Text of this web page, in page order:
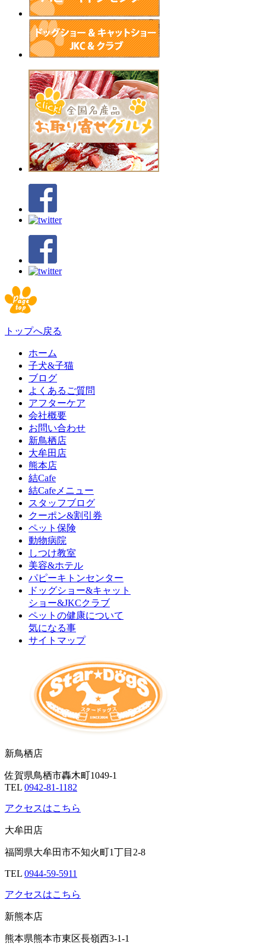
トップへ戻る
ホーム
子犬&子猫
ブログ
よくあるご質問
アフターケア
会社概要
お問い合わせ
新鳥栖店
大牟田店
熊本店
結Cafe
結Cafeメニュー
スタッフブログ
クーポン&割引券
ペット保険
動物病院
しつけ教室
美容&ホテル
パピーキトンセンター
ドッグショー&キャット
ショー&JKCクラブ
ペットの健康について
気になる事
サイトマップ
新鳥栖店
佐賀県鳥栖市轟木町1049-1
TEL 0942-81-1182
アクセスはこちら
大牟田店
福岡県大牟田市不知火町1丁目2-8
TEL 0944-59-5911
アクセスはこちら
新熊本店
熊本県熊本市東区長嶺西3-1-1